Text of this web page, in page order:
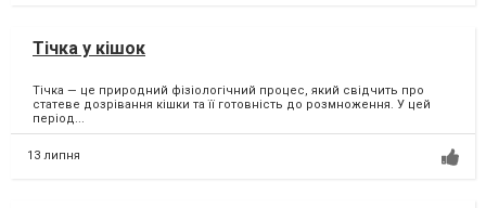
Тічка у кішок
Тічка — це природний фізіологічний процес, який свідчить про
статеве дозрівання кішки та її готовність до розмноження. У цей
період...
13 липня